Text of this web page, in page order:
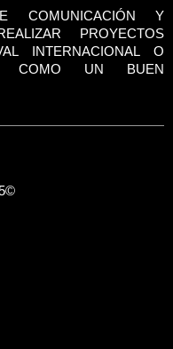
COMUNICACIÓN Y
PROYECTOS
INTERNACIONAL O
COMO UN BUEN